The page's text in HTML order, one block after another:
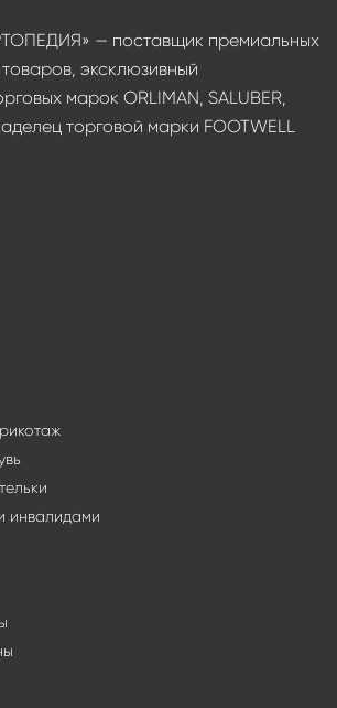
— поставщик премиальных
эксклюзивный
марок ORLIMAN, SALUBER,
торговой марки FOOTWELL
инвалидами